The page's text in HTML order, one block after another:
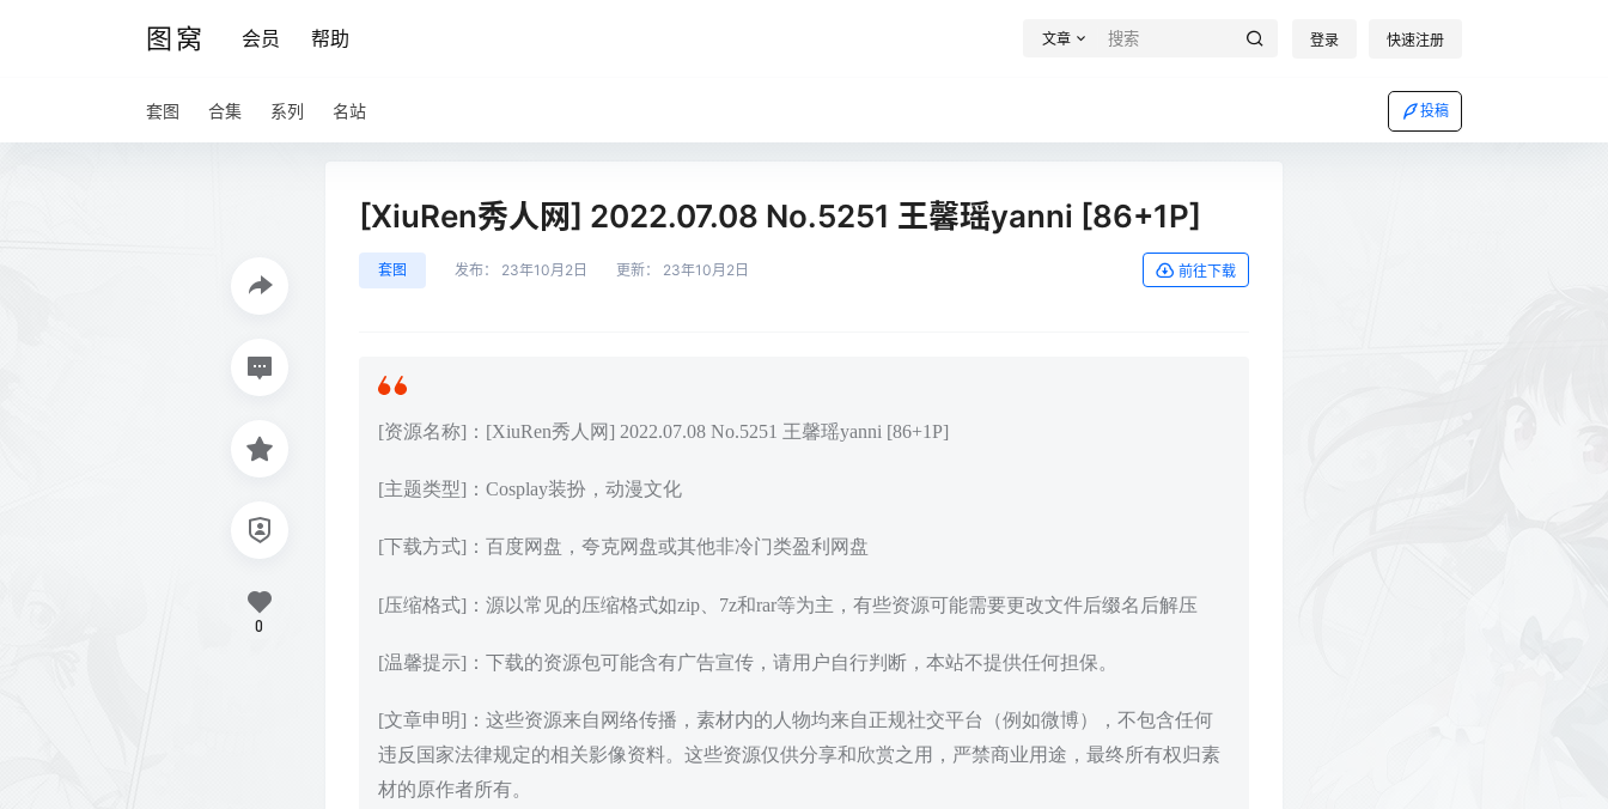
图窝 会员 帮助 文章 登录 快速注册
套图 合集 系列 名站 投稿
[XiuRen秀人网] 2022.07.08 No.5251 王馨瑶yanni [86+1P]
套图 发布： 23年10月2日 更新： 23年10月2日 前往下载
[资源名称]：[XiuRen秀人网] 2022.07.08 No.5251 王馨瑶yanni [86+1P]
[主题类型]：Cosplay装扮，动漫文化
[下载方式]：百度网盘，夸克网盘或其他非冷门类盈利网盘
[压缩格式]：源以常见的压缩格式如zip、7z和rar等为主，有些资源可能需要更改文件后缀名后解压
[温馨提示]：下载的资源包可能含有广告宣传，请用户自行判断，本站不提供任何担保。
[文章申明]：这些资源来自网络传播，素材内的人物均来自正规社交平台（例如微博），不包含任何
违反国家法律规定的相关影像资料。这些资源仅供分享和欣赏之用，严禁商业用途，最终所有权归素
材的原作者所有。
0